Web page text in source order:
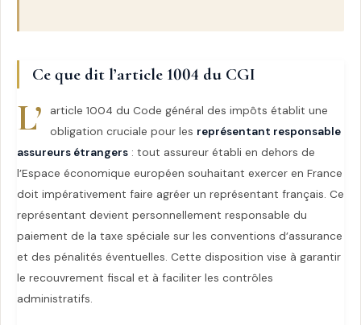
Ce que dit l’article 1004 du CGI
L’
article 1004 du Code général des impôts établit une
obligation cruciale pour les représentant responsable
assureurs étrangers : tout assureur établi en dehors de
l’Espace économique européen souhaitant exercer en France
doit impérativement faire agréer un représentant français. Ce
représentant devient personnellement responsable du
paiement de la taxe spéciale sur les conventions d’assurance
et des pénalités éventuelles. Cette disposition vise à garantir
le recouvrement fiscal et à faciliter les contrôles
administratifs.